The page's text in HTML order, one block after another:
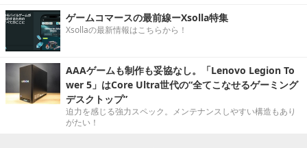
ゲームコマースの最前線ーXsolla特集
Xsollaの最新情報はこちらから！
AAAゲームも制作も妥協なし。「Lenovo Legion To
wer 5」はCore Ultra世代の“全てこなせるゲーミング
デスクトップ”
迫力を感じる強力スペック。メンテナンスしやすい構造もあり
がたい！